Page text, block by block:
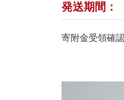
発送期間：
寄附金受領確